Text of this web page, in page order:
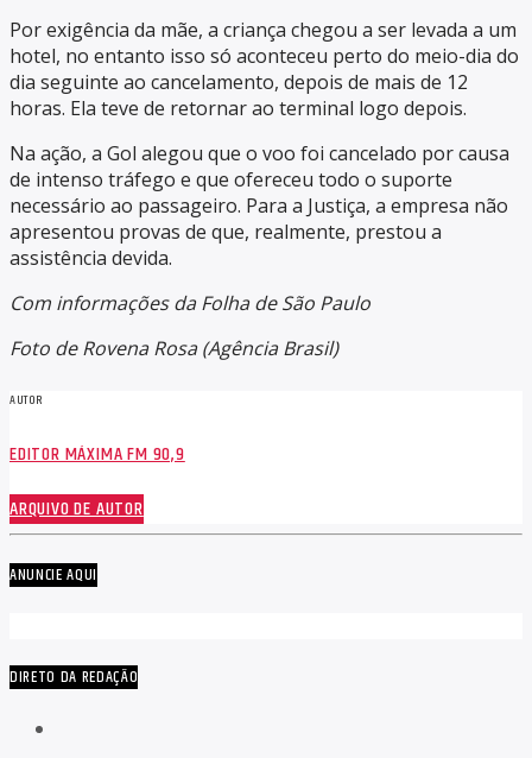
Por exigência da mãe, a criança chegou a ser levada a um
hotel, no entanto isso só aconteceu perto do meio-dia do
dia seguinte ao cancelamento, depois de mais de 12
horas. Ela teve de retornar ao terminal logo depois.
Na ação, a Gol alegou que o voo foi cancelado por causa
de intenso tráfego e que ofereceu todo o suporte
necessário ao passageiro. Para a Justiça, a empresa não
apresentou provas de que, realmente, prestou a
assistência devida.
Com informações da Folha de São Paulo
Foto de Rovena Rosa (Agência Brasil)
AUTOR
EDITOR MÁXIMA FM 90,9
ARQUIVO DE AUTOR
ANUNCIE AQUI
DIRETO DA REDAÇÃO